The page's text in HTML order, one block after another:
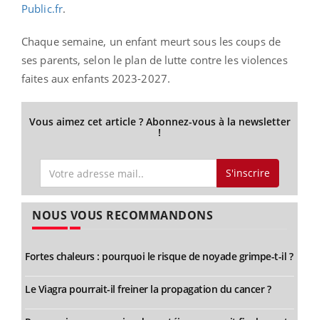
Public.fr.
Chaque semaine, un enfant meurt sous les coups de
ses parents, selon le plan de lutte contre les violences
faites aux enfants 2023-2027.
Vous aimez cet article ? Abonnez-vous à la newsletter
!
S'inscrire
NOUS VOUS RECOMMANDONS
Fortes chaleurs : pourquoi le risque de noyade grimpe-t-il ?
Le Viagra pourrait-il freiner la propagation du cancer ?